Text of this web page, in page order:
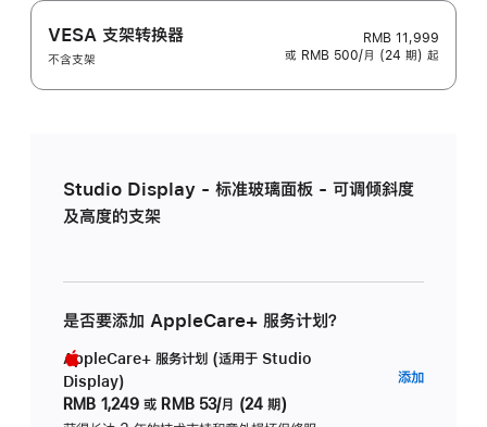
VESA 支架转换器
不含支架
RMB 11,999
或 RMB 500/月 (24 期) 起
Studio Display - 标准玻璃面板 - 可调倾斜度
及高度的支架
是否要添加 AppleCare+ 服务计划？
AppleCare+ 服务计划 (适用于 Studio
Display)
RMB 1,249 或 RMB 53/月 (24 期)
添加